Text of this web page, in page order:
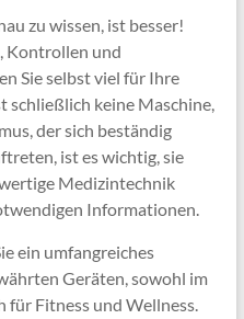
zu wissen, ist besser!
Kontrollen und
Sie selbst viel für Ihre
schließlich keine Maschine,
der sich beständig
ist es wichtig, sie
Medizintechnik
Informationen.
ein umfangreiches
Geräten, sowohl im
für Fitness und Wellness.